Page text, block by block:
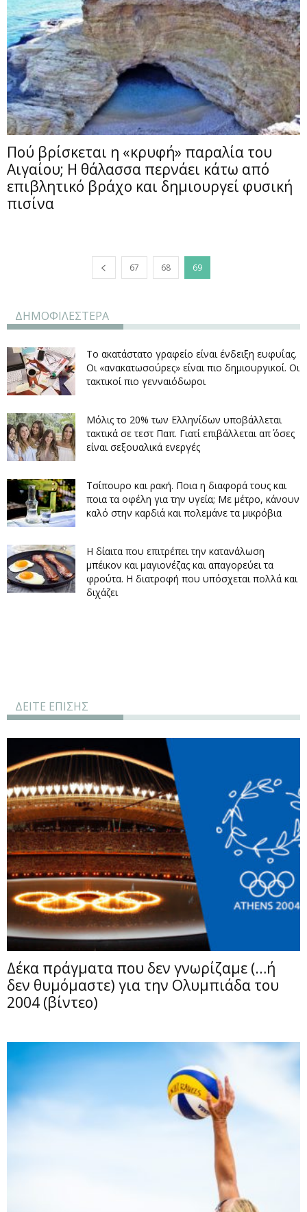
Πού βρίσκεται η «κρυφή» παραλία του
Αιγαίου; Η θάλασσα περνάει κάτω από
επιβλητικό βράχο και δημιουργεί φυσική
πισίνα
67 68 69
ΔΗΜΟΦΙΛΕΣΤΕΡΑ
Το ακατάστατο γραφείο είναι ένδειξη ευφυΐας.
Οι «ανακατωσούρες» είναι πιο δημιουργικοί. Οι
τακτικοί πιο γενναιόδωροι
Μόλις το 20% των Ελληνίδων υποβάλλεται
τακτικά σε τεστ Παπ. Γιατί επιβάλλεται απ΄ όσες
είναι σεξουαλικά ενεργές
Τσίπουρο και ρακή. Ποια η διαφορά τους και
ποια τα οφέλη για την υγεία; Με μέτρο, κάνουν
καλό στην καρδιά και πολεμάνε τα μικρόβια
Η δίαιτα που επιτρέπει την κατανάλωση
μπέικον και μαγιονέζας και απαγορεύει τα
φρούτα. Η διατροφή που υπόσχεται πολλά και
διχάζει
ΔΕΙΤΕ ΕΠΙΣΗΣ
Δέκα πράγματα που δεν γνωρίζαμε (…ή
δεν θυμόμαστε) για την Ολυμπιάδα του
2004 (βίντεο)